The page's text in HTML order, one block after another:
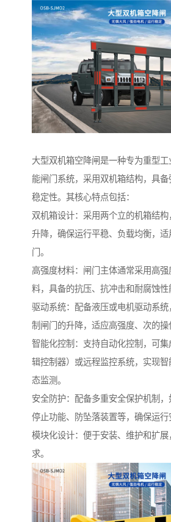
大型双机箱空降闸是一种专为重型
能闸门系统，采用双机箱结构，具备
稳定性。其核心特点包括：
双机箱设计：采用两个立的机箱结
升降，确保运行平稳、负载均衡，适
门。
高强度材料：闸门主体通常采用高
料，具备的抗压、抗冲击和耐腐蚀性
驱动系统：配备液压或电机驱动系
制闸门的升降，适应高强度、次的操
智能化控制：支持自动化控制，可
辑控制器）或远程监控系统，实现
态监测。
安全防护：配备多重安全保护机制
停止功能、防坠落装置等，确保运行
模块化设计：便于安装、维护和扩
求。